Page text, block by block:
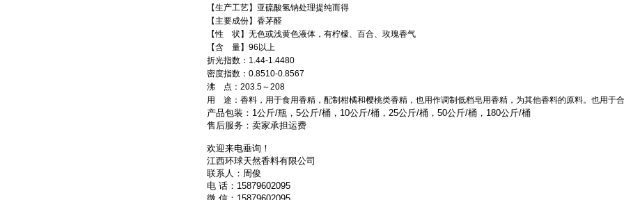
【生产工艺】亚硫酸氢钠处理提纯而得
【主要成份】香茅醛
【性 状】无色或浅黄色液体，有柠檬、百合、玫瑰香气
【含 量】96以上
折光指数：1.44-1.4480
密度指数：0.8510-0.8567
沸 点：203.5～208
用 途：香料，用于食用香精，配制柑橘和樱桃类香精，也用作调制低档皂用香精，为其他香料的原料。也用于
产品包装：1公斤/瓶，5公斤/桶，10公斤/桶，25公斤/桶，50公斤/桶，180公斤/桶
售后服务：卖家承担运费
欢迎来电垂询！
江西环球天然香料有限公司
联系人：周俊
电 话：15879602095